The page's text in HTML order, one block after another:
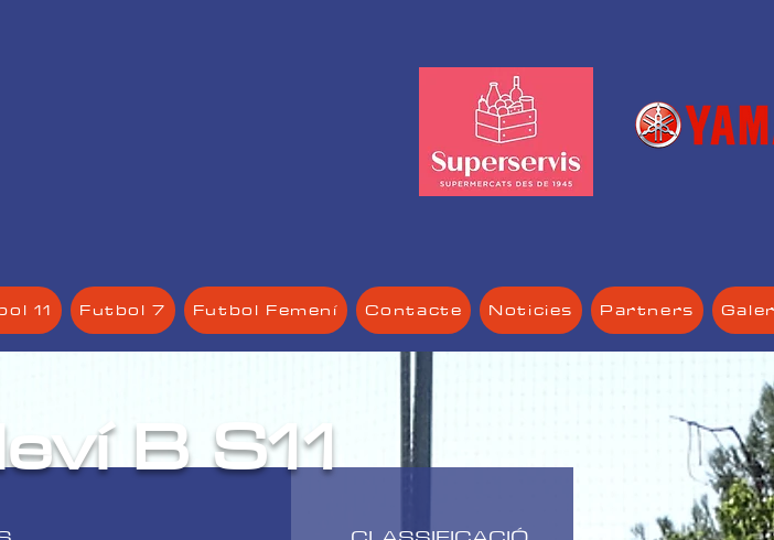
11 Futbol 7 Futbol Femení Contacte Noticies Partners
B S11